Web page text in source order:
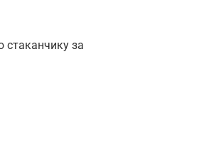
стаканчику за